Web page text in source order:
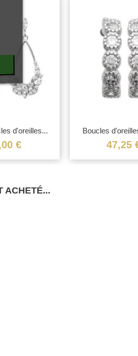
d'oreilles...
€
Boucles
47,25
ACHETÉ...